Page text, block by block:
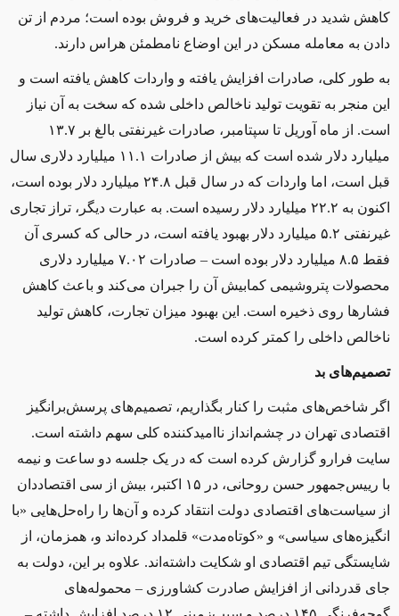
کاهش شديد در فعاليت‌های خرید و فروش بوده است؛ مردم از تن
دادن به معامله مسکن در اين اوضاع نامطمئن هراس دارند.
به طور کلی، صادرات افزايش يافته و واردات کاهش یافته است و
این منجر به تقویت توليد ناخالص داخلی شده که سخت به آن نياز
است. از ماه آوریل تا سپتامبر، صادرات غيرنفتی بالغ بر ۱۳.۷
میليارد دلار شده است که بيش از صادرات ۱۱.۱ ميلیارد دلاری سال
قبل است، اما واردات که در سال قبل ۲۴.۸ ميليارد دلار بوده است،
اکنون به ۲۲.۲ ميليارد دلار رسیده است. به عبارت ديگر، تراز تجاری
غيرنفتی ۵.۲ ميليارد دلار بهبود يافته است، در حالی که کسری آن
فقط ۸.۵ ميليارد دلار بوده است – صادرات ۷.۰۲ ميليارد دلاری
محصولات پتروشیمی کمابيش آن را جبران می‌کند و باعث کاهش
فشارها روی ذخیره است. اين بهبود ميزان تجارت، کاهش تولید
ناخالص داخلی را کمتر کرده است.
تصمیم‌های بد
اگر شاخص‌های مثبت را کنار بگذاريم، تصمیم‌های پرسش‌برانگیز
اقتصادی تهران در چشم‌انداز نااميدکننده‌ کلی سهم داشته است.
سایت فرارو گزارش کرده است که در يک جلسه‌ دو ساعت و نيمه
با رييس‌جمهور حسن روحانی، در ۱۵ اکتبر، بیش از سی اقتصاددان
از سیاست‌های اقتصادی دولت انتقاد کرده و آن‌ها را راه‌حل‌هايی «با
انگيزه‌های سیاسی» و «کوتاه‌مدت» قلمداد کرده‌اند و، همزمان، از
شایستگی تيم اقتصادی او شکایت داشته‌اند. علاوه بر اين، دولت به
جای قدردانی از افزايش صادرت کشاورزی – محموله‌های